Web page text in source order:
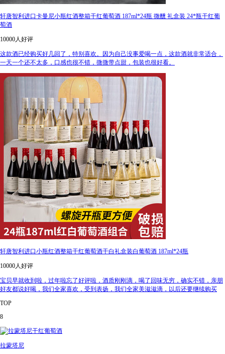
轩唐智利进口卡曼尼小瓶红酒整箱干红葡萄酒 187ml*24瓶 微醺 礼盒装 24*瓶干红葡
萄酒
10000人好评
这款酒已经购买好几回了，特别喜欢。因为自己没事爱喝一点，这款酒就非常适合，
一天一个还不太多，口感也很不错，微微带点甜，包装也很好看。
轩唐智利进口小瓶红酒整箱干红葡萄酒干白礼盒装白葡萄酒 187ml*24瓶
10000人好评
宝贝早就收到啦，过年啦忘了好评啦，酒质刚刚滴，喝了回味无穷，确实不错，亲朋
好友都说好喝，我们全家喜欢，受到表扬，我们全家美滋滋滴，以后还要继续购买
TOP
8
拉蒙塔尼